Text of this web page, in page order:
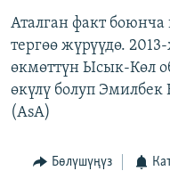
Аталган факт
тергөө жүрүүдө.
өкмөттүн Ысык-Көл
өкүлү болуп Эмилбек
(AsA)
Бөлүшүңүз